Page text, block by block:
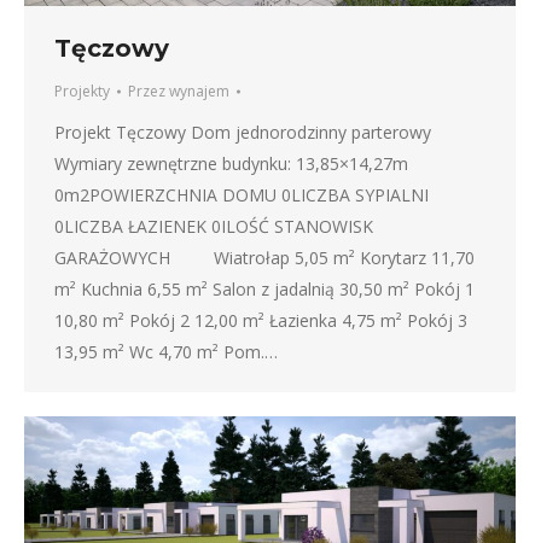
Tęczowy
Projekty Przezwynajem
Projekt Tęczowy Dom jednorodzinny parterowy
Wymiary zewnętrzne budynku: 13,85×14,27m
0m2POWIERZCHNIA DOMU 0LICZBA SYPIALNI
0LICZBA ŁAZIENEK 0ILOŚĆ STANOWISK
GARAŻOWYCH Wiatrołap 5,05 m² Korytarz 11,70
m² Kuchnia 6,55 m² Salon z jadalnią 30,50 m² Pokój 1
10,80 m² Pokój 2 12,00 m² Łazienka 4,75 m² Pokój 3
13,95 m² Wc 4,70 m² Pom.…